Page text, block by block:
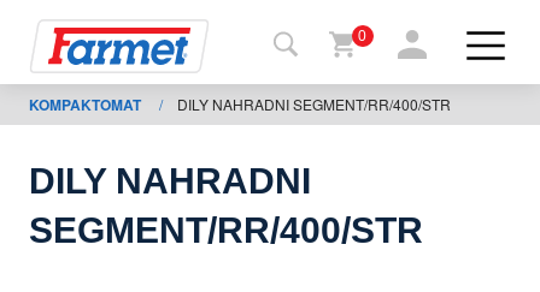
shop
0
KOMPAKTOMAT / DILY NAHRADNI SEGMENT/RR/400/STR
DILY NAHRADNI
SEGMENT/RR/400/STR